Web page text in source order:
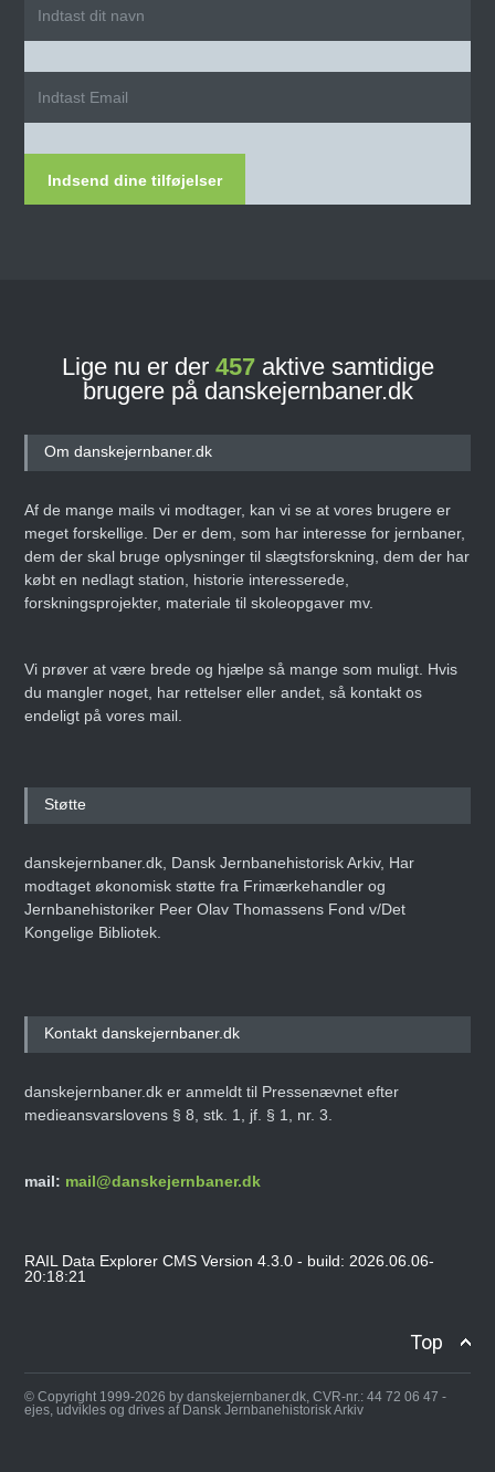
Indsend dine tilføjelser
Lige nu er der 457aktive samtidige
brugere på danskejernbaner.dk
Om danskejernbaner.dk
Af de mange mails vi modtager, kan vi se at vores brugere er
meget forskellige. Der er dem, som har interesse for jernbaner,
dem der skal bruge oplysninger til slægtsforskning, dem der har
købt en nedlagt station, historie interesserede,
forskningsprojekter, materiale til skoleopgaver mv.
Vi prøver at være brede og hjælpe så mange som muligt. Hvis
du mangler noget, har rettelser eller andet, så kontakt os
endeligt på vores mail.
Støtte
danskejernbaner.dk, Dansk Jernbanehistorisk Arkiv, Har
modtaget økonomisk støtte fra Frimærkehandler og
Jernbanehistoriker Peer Olav Thomassens Fond v/Det
Kongelige Bibliotek.
Kontakt danskejernbaner.dk
danskejernbaner.dk er anmeldt til Pressenævnet efter
medieansvarslovens § 8, stk. 1, jf. § 1, nr. 3.
mail: mail@danskejernbaner.dk
RAIL Data Explorer CMS Version 4.3.0 - build: 2026.06.06-
20:18:21
Top
© Copyright 1999-2026 by danskejernbaner.dk, CVR-nr.: 44 72 06 47 -
ejes, udvikles og drives af Dansk Jernbanehistorisk Arkiv